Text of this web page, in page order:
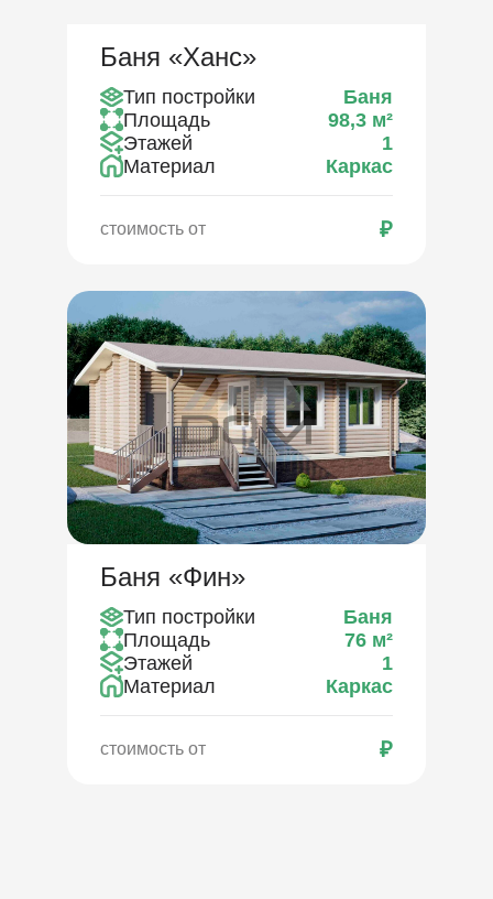
Баня «Ханс»
Тип постройки
Баня
Площадь
98,3 м²
Этажей
1
Материал
Каркас
стоимость от ₽
Баня «Фин»
Тип постройки
Баня
Площадь
76 м²
Этажей
1
Материал
Каркас
стоимость от ₽